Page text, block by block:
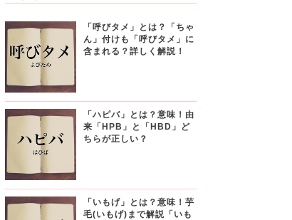
「呼びタメ」とは？「ちゃ
ん」付けも「呼びタメ」に
含まれる？詳しく解説！
「ハピバ」とは？意味！由
来「HPB」と「HBD」ど
ちらが正しい？
「いもげ」とは？意味！芋
毛(いもげ)まで解説「いも